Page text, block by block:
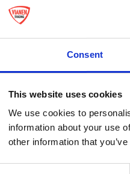
Consent
This website uses cookies
We use cookies to
information about your use
other information that